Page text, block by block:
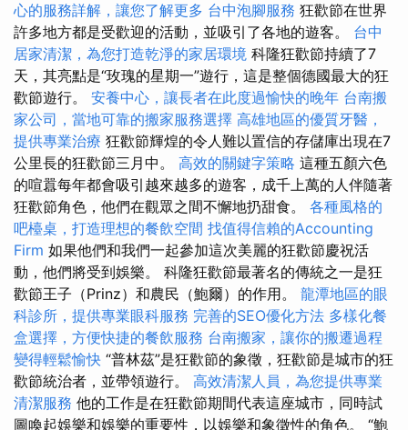
心的服務詳解，讓您了解更多 台中泡腳服務 狂歡節在世界
許多地方都是受歡迎的活動，並吸引了各地的遊客。 台中
居家清潔，為您打造乾淨的家居環境 科隆狂歡節持續了7
天，其亮點是“玫瑰的星期一”遊行，這是整個德國最大的狂
歡節遊行。 安養中心，讓長者在此度過愉快的晚年 台南搬
家公司，當地可靠的搬家服務選擇 高雄地區的優質牙醫，
提供專業治療 狂歡節輝煌的令人難以置信的存儲庫出現在7
公里長的狂歡節三月中。 高效的關鍵字策略 這種五顏六色
的喧囂每年都會吸引越來越多的遊客，成千上萬的人伴隨著
狂歡節角色，他們在觀眾之間不懈地扔甜食。 各種風格的
吧檯桌，打造理想的餐飲空間 找值得信賴的Accounting
Firm 如果他們和我們一起參加這次美麗的狂歡節慶祝活
動，他們將受到娛樂。 科隆狂歡節最著名的傳統之一是狂
歡節王子（Prinz）和農民（鮑爾）的作用。 龍潭地區的眼
科診所，提供專業眼科服務 完善的SEO優化方法 多樣化餐
盒選擇，方便快捷的餐飲服務 台南搬家，讓你的搬遷過程
變得輕鬆愉快 “普林茲”是狂歡節的象徵，狂歡節是城市的狂
歡節統治者，並帶領遊行。 高效清潔人員，為您提供專業
清潔服務 他的工作是在狂歡節期間代表這座城市，同時試
圖喚起娛樂和娛樂的重要性，以娛樂和象徵性的角色。 “鮑